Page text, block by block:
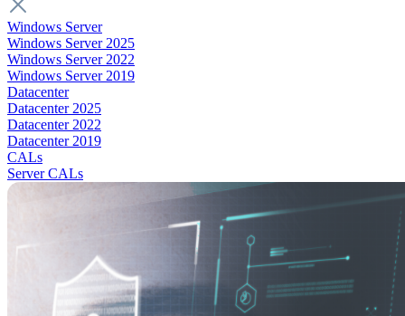
Windows Server
Windows Server 2025
Windows Server 2022
Windows Server 2019
Datacenter
Datacenter 2025
Datacenter 2022
Datacenter 2019
CALs
Server CALs